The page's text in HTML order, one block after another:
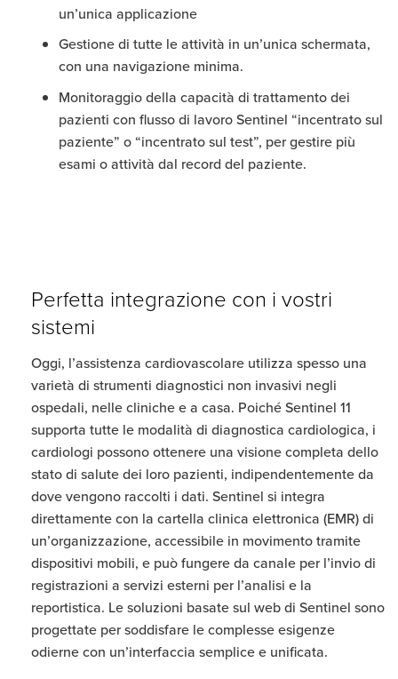
un’unica applicazione
Gestione di tutte le attività in un’unica schermata,
con una navigazione minima.
Monitoraggio della capacità di trattamento dei
pazienti con flusso di lavoro Sentinel “incentrato sul
paziente” o “incentrato sul test”, per gestire più
esami o attività dal record del paziente.
Perfetta integrazione con i vostri
sistemi
Oggi, l’assistenza cardiovascolare utilizza spesso una
varietà di strumenti diagnostici non invasivi negli
ospedali, nelle cliniche e a casa. Poiché Sentinel 11
supporta tutte le modalità di diagnostica cardiologica, i
cardiologi possono ottenere una visione completa dello
stato di salute dei loro pazienti, indipendentemente da
dove vengono raccolti i dati. Sentinel si integra
direttamente con la cartella clinica elettronica (EMR) di
un’organizzazione, accessibile in movimento tramite
dispositivi mobili, e può fungere da canale per l’invio di
registrazioni a servizi esterni per l’analisi e la
reportistica. Le soluzioni basate sul web di Sentinel sono
progettate per soddisfare le complesse esigenze
odierne con un’interfaccia semplice e unificata.